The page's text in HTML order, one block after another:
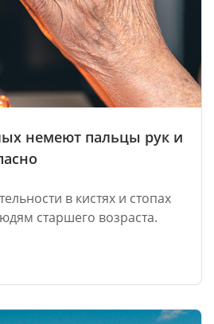
немеют пальцы рук и
в кистях и стопах
старшего возраста.